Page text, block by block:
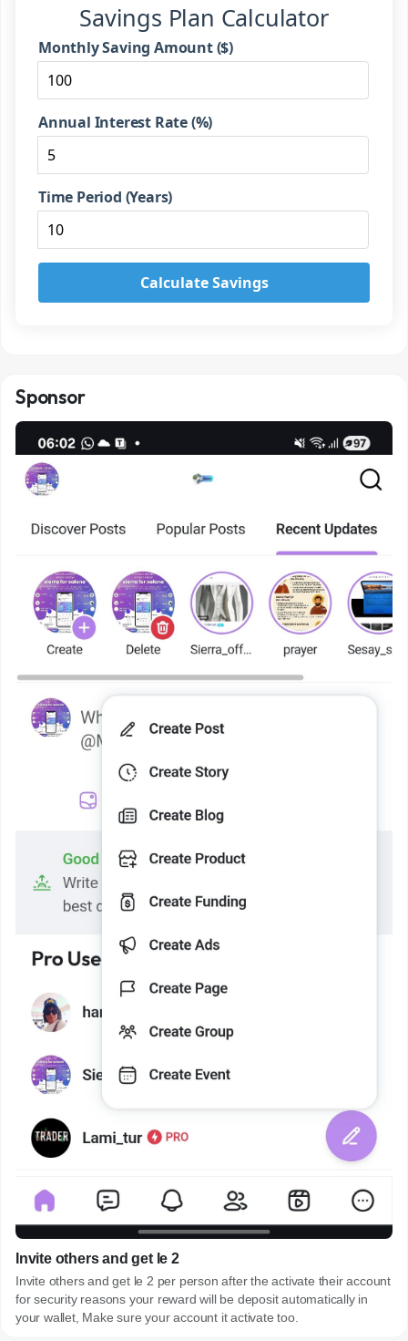
Savings Plan Calculator
Monthly Saving Amount ($)
Annual Interest Rate (%)
Time Period (Years)
Calculate Savings
Sponsor
Invite others and get le 2
Invite others and get le 2 per person after the activate their account
for security reasons your reward will be deposit automatically in
your wallet, Make sure your account it activate too.